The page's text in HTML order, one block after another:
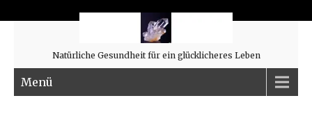
Natürliche Gesundheit für ein glücklicheres Leben
Menü